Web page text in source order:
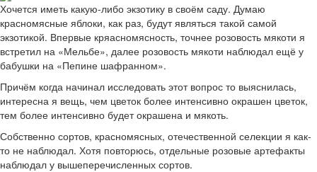
Хочется иметь какую-либо экзотику в своём саду. Думаю
красномясные яблоки, как раз, будут являться такой самой
экзотикой. Впервые кряасномясность, точнее розовость мякоти я
встретил на «Мельбе», далее розовость мякоти наблюдал ещё у
бабушки на «Пепине шафранном».
Причём когда начинал исследовать этот вопрос то выяснилась,
интересна я вещь, чем цветок более интенсивно окрашен цветок,
тем более интенсивно будет окрашена и мякоть.
Собственно сортов, красномясных, отечественной селекции я как-
то не наблюдал. Хотя повторюсь, отдельные розовые артефакты
наблюдал у вышеперечисленных сортов.